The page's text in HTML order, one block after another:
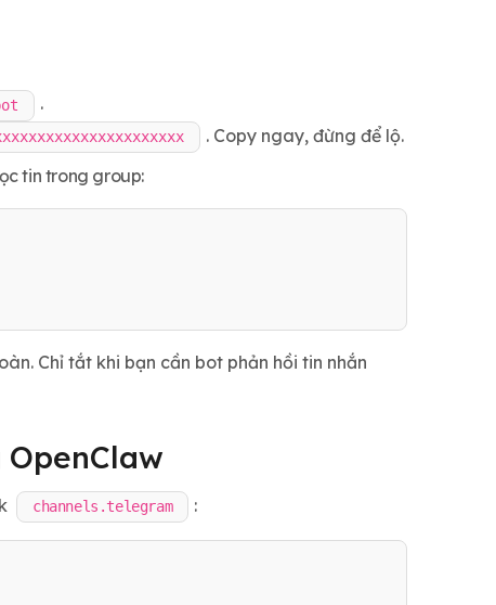
.
. Copy ngay, đừng để lộ.
tin trong group:
Chỉ tắt khi bạn cần bot phản hồi tin nhắn
channels.telegram :